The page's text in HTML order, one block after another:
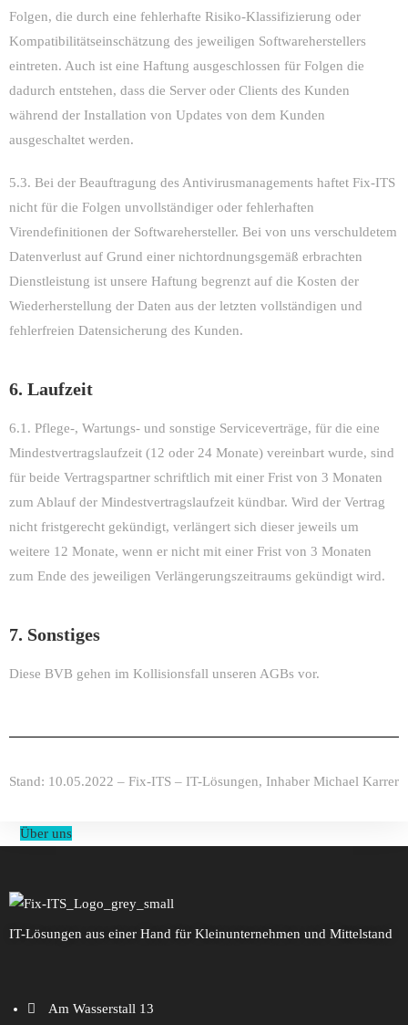
Folgen, die durch eine fehlerhafte Risiko-Klassifizierung oder
Kompatibilitätseinschätzung des jeweiligen Softwareherstellers
eintreten. Auch ist eine Haftung ausgeschlossen für Folgen die
dadurch entstehen, dass die Server oder Clients des Kunden
während der Installation von Updates von dem Kunden
ausgeschaltet werden.
5.3. Bei der Beauftragung des Antivirusmanagements haftet Fix-ITS
nicht für die Folgen unvollständiger oder fehlerhaften
Virendefinitionen der Softwarehersteller. Bei von uns verschuldetem
Datenverlust auf Grund einer nichtordnungsgemäß erbrachten
Dienstleistung ist unsere Haftung begrenzt auf die Kosten der
Wiederherstellung der Daten aus der letzten vollständigen und
fehlerfreien Datensicherung des Kunden.
6. Laufzeit
6.1. Pflege-, Wartungs- und sonstige Serviceverträge, für die eine
Mindestvertragslaufzeit (12 oder 24 Monate) vereinbart wurde, sind
für beide Vertragspartner schriftlich mit einer Frist von 3 Monaten
zum Ablauf der Mindestvertragslaufzeit kündbar. Wird der Vertrag
nicht fristgerecht gekündigt, verlängert sich dieser jeweils um
weitere 12 Monate, wenn er nicht mit einer Frist von 3 Monaten
zum Ende des jeweiligen Verlängerungszeitraums gekündigt wird.
7. Sonstiges
Diese BVB gehen im Kollisionsfall unseren AGBs vor.
Stand: 10.05.2022 – Fix-ITS – IT-Lösungen, Inhaber Michael Karrer
Über uns
IT-Lösungen aus einer Hand für Kleinunternehmen und Mittelstand
Am Wasserstall 13